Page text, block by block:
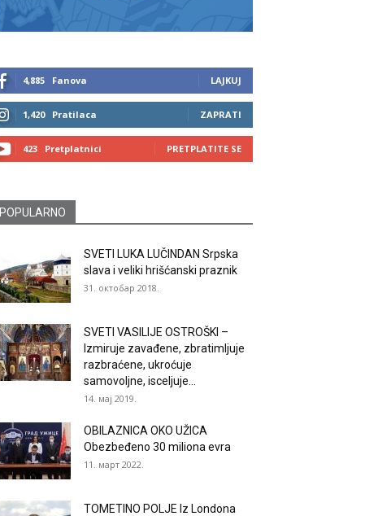
4,885 Fanova LAJKUJ
1,420 Pratilaca ZAPRATI
423 Pretplatnici PRETPLATITE SE
POPULARNO
SVETI LUKA LUČINDAN Srpska
slava i veliki hrišćanski praznik
31. октобар 2018.
SVETI VASILIJE OSTROŠKI –
Izmiruje zavađene, zbratimljuje
razbraćene, ukroćuje
samovoljne, isceljuje...
14. мај 2019.
OBILAZNICA OKO UŽICA
Obezbeđeno 30 miliona evra
11. март 2022.
TOMETINO POLJE Iz Londona